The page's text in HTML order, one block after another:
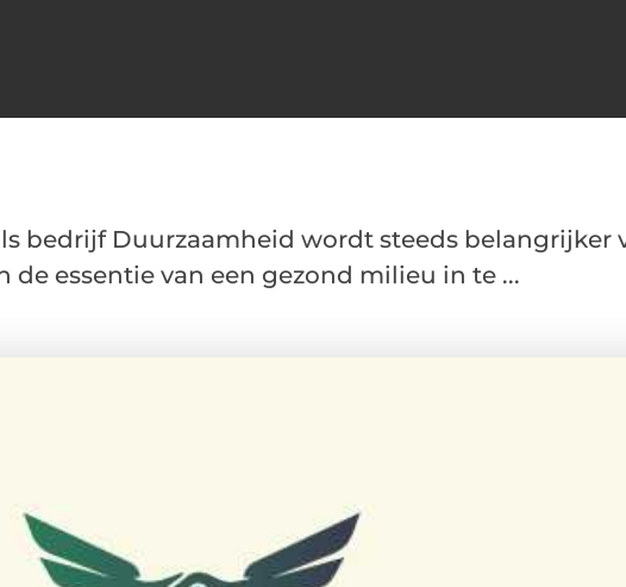
bedrijf Duurzaamheid wordt steeds belangrijker
de essentie van een gezond milieu in te ...